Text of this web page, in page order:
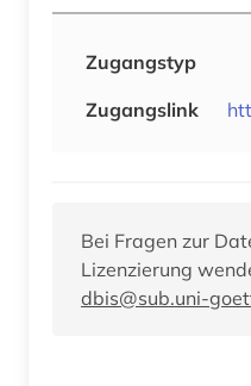
Zugangstyp
Zugangslink
Bei Fragen zur
Lizenzierung
dbis@sub.uni-